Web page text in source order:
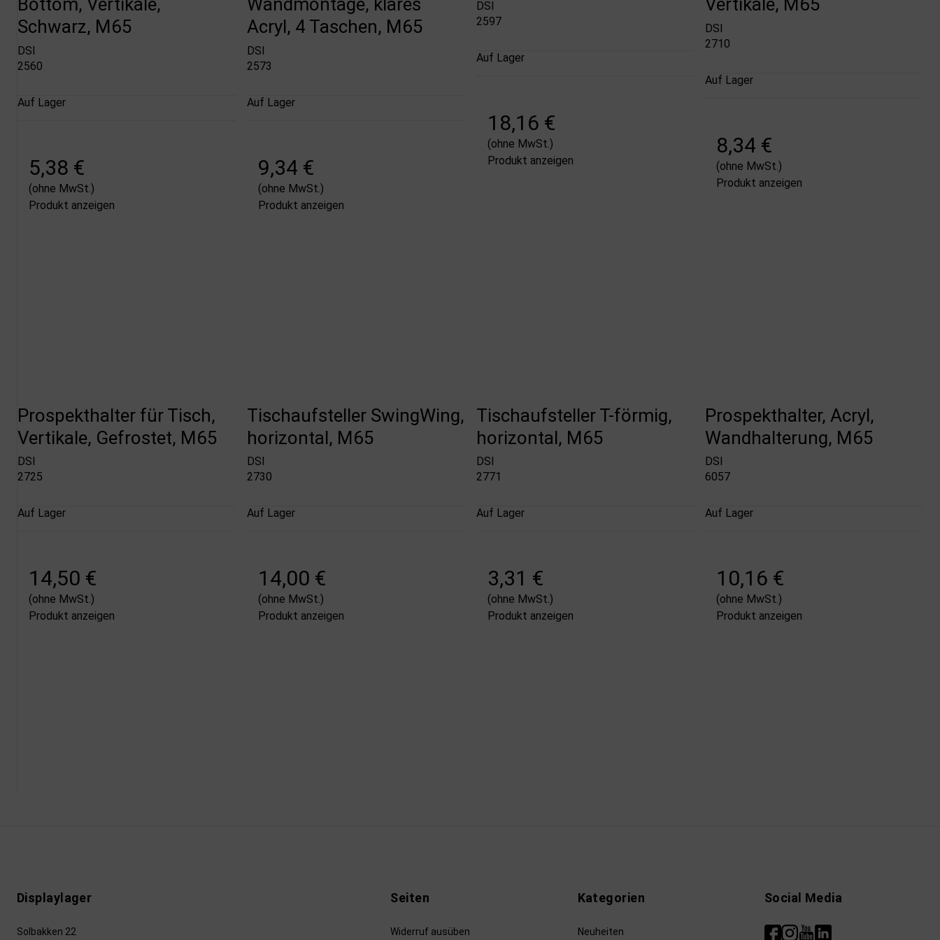
Bottom, Vertikale,
Schwarz, M65
DSI
2560
Auf Lager
5,38 €
(ohne MwSt.)
Produkt anzeigen
Wandmontage, klares
Acryl, 4 Taschen, M65
DSI
2573
Auf Lager
9,34 €
(ohne MwSt.)
Produkt anzeigen
DSI
2597
Auf Lager
18,16 €
(ohne MwSt.)
Produkt anzeigen
Vertikale, M65
DSI
2710
Auf Lager
8,34 €
(ohne MwSt.)
Produkt anzeigen
Prospekthalter für Tisch,
Vertikale, Gefrostet, M65
DSI
2725
Auf Lager
14,50 €
(ohne MwSt.)
Produkt anzeigen
Tischaufsteller SwingWing,
horizontal, M65
DSI
2730
Auf Lager
14,00 €
(ohne MwSt.)
Produkt anzeigen
Tischaufsteller T-förmig,
horizontal, M65
DSI
2771
Auf Lager
3,31 €
(ohne MwSt.)
Produkt anzeigen
Prospekthalter, Acryl,
Wandhalterung, M65
DSI
6057
Auf Lager
10,16 €
(ohne MwSt.)
Produkt anzeigen
Displaylager
Solbakken 22
Seiten
Widerruf ausüben
Kategorien
Neuheiten
Social Media